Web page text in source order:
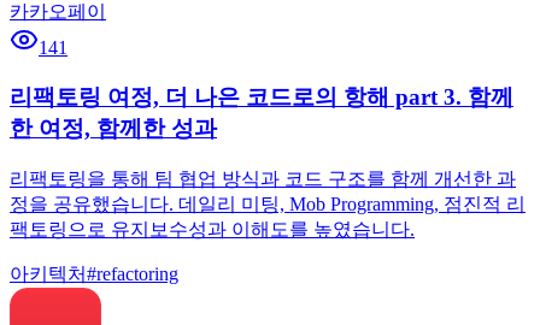
카카오페이
141
리팩토링 여정, 더 나은 코드로의 항해 part 3. 함께
한 여정, 함께한 성과
리팩토링을 통해 팀 협업 방식과 코드 구조를 함께 개선한 과
정을 공유했습니다. 데일리 미팅, Mob Programming, 점진적 리
팩토링으로 유지보수성과 이해도를 높였습니다.
아키텍처#refactoring